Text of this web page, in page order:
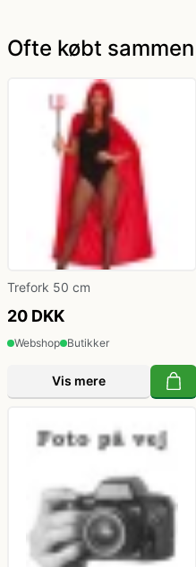
Vinger til kostume
Ofte købt
Trefork 50 cm
20 DKK
Webshop Butikker
Vis mere